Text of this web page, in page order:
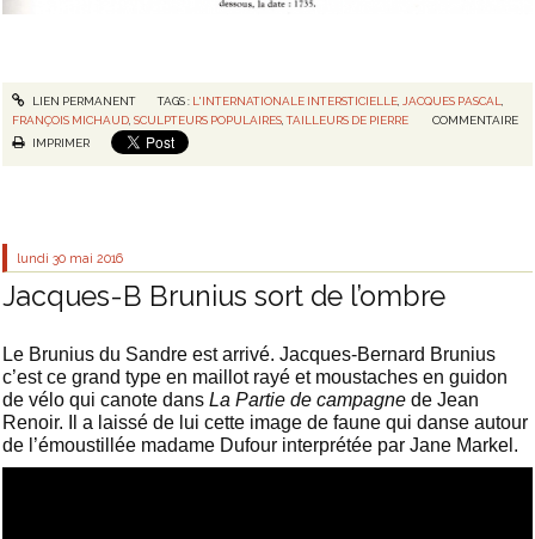
LIEN PERMANENT TAGS : L'INTERNATIONALE INTERSTICIELLE, JACQUES PASCAL,
FRANÇOIS MICHAUD,SCULPTEURS POPULAIRES,TAILLEURS DE PIERRE
COMMENTAIRE
IMPRIMER
lundi 30 mai 2016
Jacques-B Brunius sort de l’ombre
Le Brunius du Sandre est arrivé. Jacques-Bernard Brunius
c’est ce grand type en maillot rayé et moustaches en guidon
de vélo qui canote dans La Partie de campagne de Jean
Renoir. Il a laissé de lui cette image de faune qui danse autour
de l’émoustillée madame Dufour interprétée par Jane Markel.